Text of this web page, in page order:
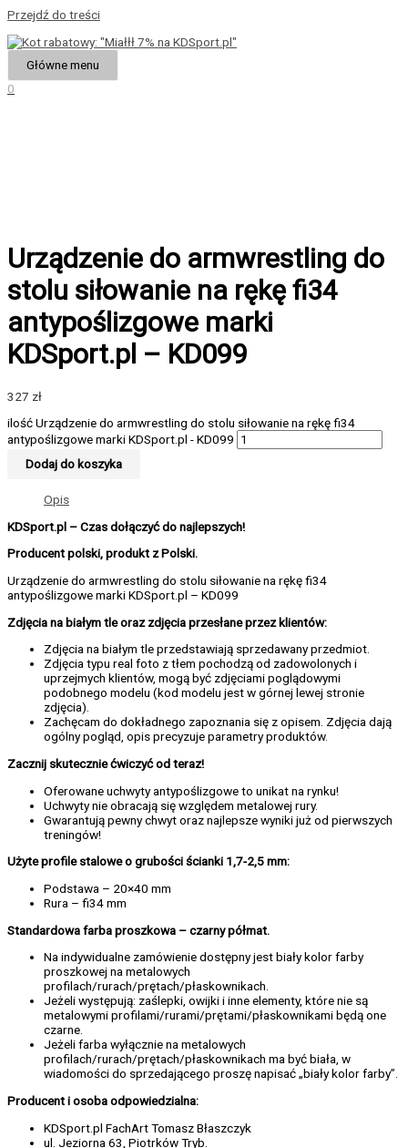
Przejdź do treści
Główne menu
0
Urządzenie do armwrestling do
stolu siłowanie na rękę fi34
antypoślizgowe marki
KDSport.pl – KD099
327 zł
ilość Urządzenie do armwrestling do stolu siłowanie na rękę fi34
antypoślizgowe marki KDSport.pl - KD099
Dodaj do koszyka
Opis
KDSport.pl – Czas dołączyć do najlepszych!
Producent polski, produkt z Polski.
Urządzenie do armwrestling do stolu siłowanie na rękę fi34
antypoślizgowe marki KDSport.pl – KD099
Zdjęcia na białym tle oraz zdjęcia przesłane przez klientów:
Zdjęcia na białym tle przedstawiają sprzedawany przedmiot.
Zdjęcia typu real foto z tłem pochodzą od zadowolonych i
uprzejmych klientów, mogą być zdjęciami poglądowymi
podobnego modelu (kod modelu jest w górnej lewej stronie
zdjęcia).
Zachęcam do dokładnego zapoznania się z opisem. Zdjęcia dają
ogólny pogląd, opis precyzuje parametry produktów.
Zacznij skutecznie ćwiczyć od teraz!
Oferowane uchwyty antypoślizgowe to unikat na rynku!
Uchwyty nie obracają się względem metalowej rury.
Gwarantują pewny chwyt oraz najlepsze wyniki już od pierwszych
treningów!
Użyte profile stalowe o grubości ścianki 1,7-2,5 mm:
Podstawa – 20×40 mm
Rura – fi34 mm
Standardowa farba proszkowa – czarny półmat.
Na indywidualne zamówienie dostępny jest biały kolor farby
proszkowej na metalowych
profilach/rurach/prętach/płaskownikach.
Jeżeli występują: zaślepki, owijki i inne elementy, które nie są
metalowymi profilami/rurami/prętami/płaskownikami będą one
czarne.
Jeżeli farba wyłącznie na metalowych
profilach/rurach/prętach/płaskownikach ma być biała, w
wiadomości do sprzedającego proszę napisać „biały kolor farby”.
Producent i osoba odpowiedzialna:
KDSport.pl FachArt Tomasz Błaszczyk
ul. Jeziorna 63, Piotrków Tryb.